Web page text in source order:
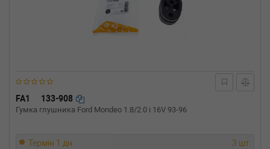
FA1 133-908
Гумка глушника Ford Mondeo 1.8/2.0 i 16V 93-96
Термін 1 дн. 3 шт.